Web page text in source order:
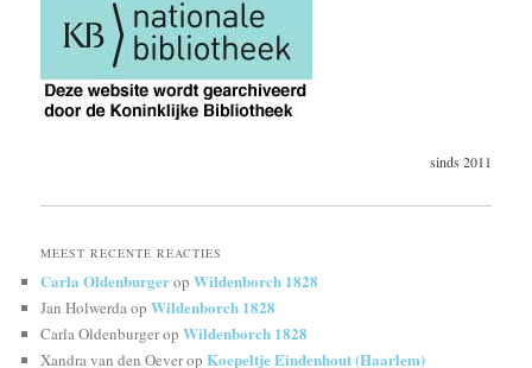
sinds 2011
MEEST RECENTE REACTIES
Carla OldenburgeropWildenborch 1828
Jan HolwerdaopWildenborch 1828
Carla OldenburgeropWildenborch 1828
Xandra van den OeveropKoepeltje Eindenhout (Haarlem)